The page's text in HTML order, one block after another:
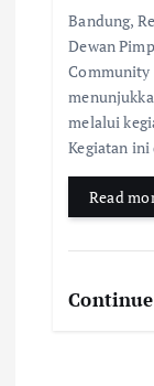
Bandung,
Dewan
Community
melalui
Kegiatan
Read